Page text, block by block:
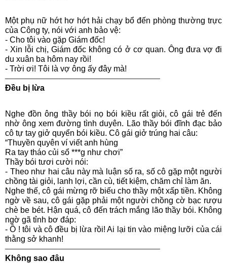
Một phụ nữ hớt hơ hớt hải chạy bổ đến phòng thường trực
của Công ty, nói với anh bảo vệ:
- Cho tôi vào gặp Giám đốc!
- Xin lỗi chị, Giám đốc không có ở cơ quan. Ông đưa vợ đi
du xuân ba hôm nay rồi!
- Trời ơi! Tôi là vợ ông ấy đây mà!
——————–————————————–
Đều bị lừa
Nghe đồn ông thầy bói nọ bói kiều rất giỏi, cô gái trẻ đến
nhờ ông xem đường tình duyên. Lão thầy bói đĩnh đạc bảo
cô tự tay giở quyển bói kiều. Cô gái giở trúng hai câu:
“Thuyền quyên ví viết anh hùng
Ra tay tháo củi sổ ***g như chơi”
Thầy bói tươi cười nói:
- Theo như hai câu này mà luận số ra, số cô gặp một người
chồng tài giỏi, lanh lợi, cần cù, tiết kiệm, chăm chỉ làm ăn.
Nghe thế, cô gái mừng rỡ biếu cho thầy một xấp tiền. Không
ngờ về sau, cô gái gặp phải một người chồng cờ bạc rượu
chè be bét. Hận quá, cô đến trách mắng lão thầy bói. Không
ngờ gã tỉnh bơ đáp:
- Ồ ! tôi và cô đều bị lừa rồi! Ai lại tin vào miệng lưỡi của cái
thằng sở khanh!
——————–————————————–
Không sao đâu